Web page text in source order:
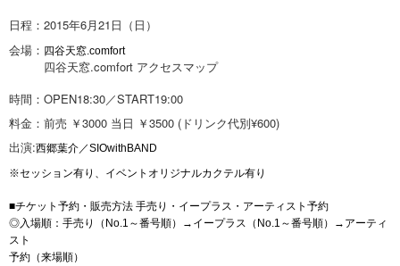
日程：2015年6月21日（日）
会場： 四谷天窓.comfort
四谷天窓.comfort アクセスマップ
時間：OPEN18:30／START19:00
料金：前売 ￥3000 当日 ￥3500 (ドリンク代別¥600)
出演:西郷葉介／SIOwithBAND
※セッション有り、イベントオリジナルカクテル有り
■チケット予約・販売方法 手売り・イープラス・アーティスト予約
◎入場順：手売り（No.1～番号順）→イープラス（No.1～番号順）→アーティ
スト
予約（来場順）